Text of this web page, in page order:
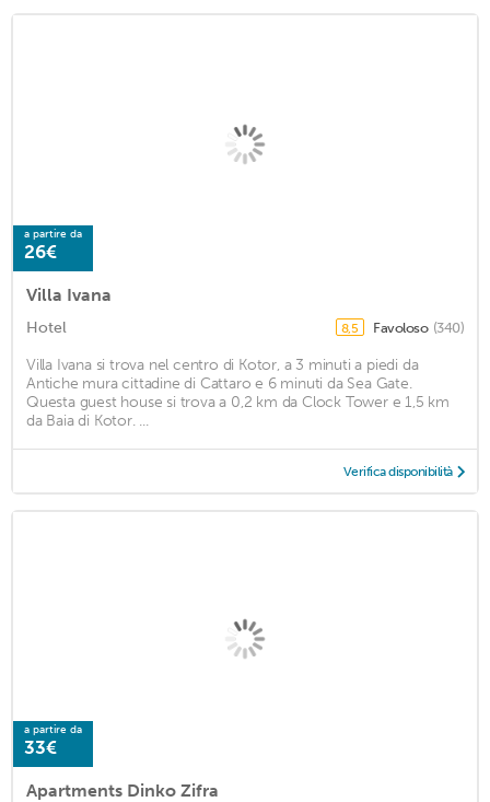
a partire da
26€
Villa Ivana
Hotel 8,5 Favoloso (340)
Villa Ivana si trova nel centro di Kotor, a 3 minuti a piedi da
Antiche mura cittadine di Cattaro e 6 minuti da Sea Gate.
Questa guest house si trova a 0,2 km da Clock Tower e 1,5 km
da Baia di Kotor. ...
Verifica disponibilità
a partire da
33€
Apartments Dinko Zifra